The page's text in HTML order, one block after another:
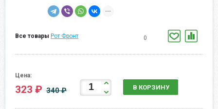
Все товары Рот Фронт 0
Цена:
323 ₽ 340 ₽ В КОРЗИНУ